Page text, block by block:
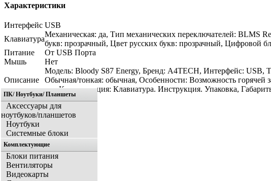
Характеристики
Интерфейс USB
Клавиатура
Механическая: да, Тип механических переключателей: BLMS
букв: прозрачный, Цвет русских букв: прозрачный, Цифровой
Питание
От USB Порта
Мышь
Нет
Описание
Модель: Bloody S87 Energy, Бренд: A4TECH, Интерфейс: USB,
Обычная/тонкая: обычная, Особенности: Возможность
мм, Комплектация: Клавиатура. Инструкция. Упаковка,
ПК/ Ноутбуки/ Планшеты
Аксессуары для
ноутбуков/планшетов
Ноутбуки
Системные блоки
Комплектующие
Блоки питания
Вентиляторы
Видеокарты